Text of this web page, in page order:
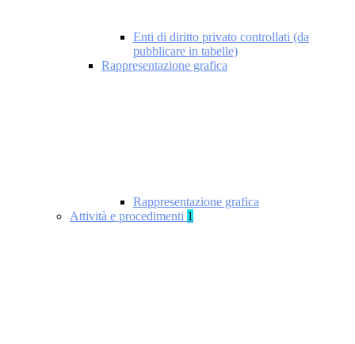
Enti di diritto privato controllati (da
pubblicare in tabelle)
Rappresentazione grafica
Rappresentazione grafica
Attività e procedimenti 1